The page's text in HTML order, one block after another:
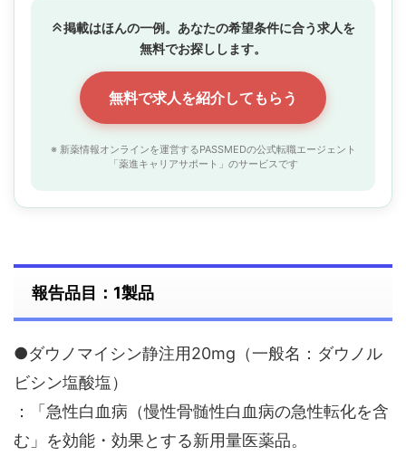
掲載はほんの一例。あなたの希望条件に合う求人を
無料でお探しします。
無料で求人を紹介してもらう
※ 新薬情報オンラインを運営するPASSMEDの公式転職エージェント
「薬進キャリアサポート」のサービスです
報告品目：1製品
●ダウノマイシン静注用20mg（一般名：ダウノル
ビシン塩酸塩）
：「急性白血病（慢性骨髄性白血病の急性転化を含
む」を効能・効果とする新用量医薬品。